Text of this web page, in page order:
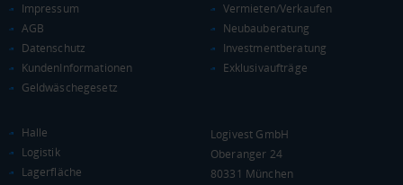
KAUFKRAFT - EURO PRO KOPF
0 €
Landkreis / Kreisfreie Stadt
Bundesland
Impressum
AGB
Datenschutz
KundenInformationen
Geldwäschegesetz
Vermieten/Verkaufen
Neubauberatung
Investmentberatung
Exklusivaufträge
Halle
Logistik
Lagerfläche
Logivest GmbH
Oberanger 24
80331 München